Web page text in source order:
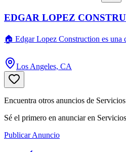
EDGAR LOPEZ
🏠 Edgar Lopez Construction es una
Los Angeles, CA
Encuentra otros anuncios de
Sé el primero en anunciar en
Publicar Anuncio